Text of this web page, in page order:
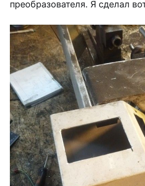
преобразователя. Я сделал